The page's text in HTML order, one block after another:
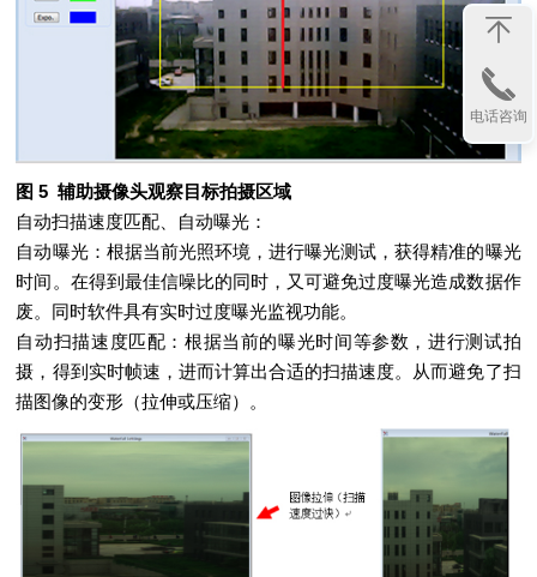
图 5 辅助摄像头观察目标拍摄区域
自动扫描速度匹配、自动曝光：
自动曝光：根据当前光照环境，进行曝光测试，获得精准的曝光
时间。在得到最佳信噪比的同时，又可避免过度曝光造成数据作
废。同时软件具有实时过度曝光监视功能。
自动扫描速度匹配：根据当前的曝光时间等参数，进行测试拍
摄，得到实时帧速，进而计算出合适的扫描速度。从而避免了扫
描图像的变形（拉伸或压缩）。
电话咨询